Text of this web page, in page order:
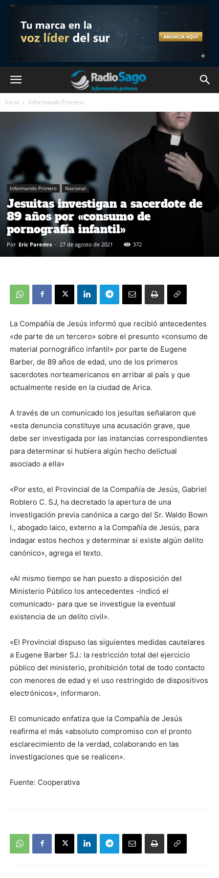
Inicio Informando Primero
Informando Primero Nacional
Jesuitas investigan a sacerdote de
89 años por «consumo de
pornografía infantil»
Por Eric Paredes - 27 de agosto de 2021 372
La Compañía de Jesús informó que recibió antecedentes
«de parte de un tercero» sobre el presunto «consumo de
material pornográfico infantil» por parte de Eugene
Barber, de 89 años de edad, uno de los primeros
sacerdotes norteamericanos en arribar al país y que
actualmente reside en la ciudad de Arica.
A través de un comunicado los jesuitas señalaron que
«esta denuncia constituye una acusación grave, que
debe ser investigada por las instancias correspondientes
para determinar si hubiera algún hecho delictual
asociado a ella»
«Por esto, el Provincial de la Compañía de Jesús, Gabriel
Roblero C. SJ, ha decretado la apertura de una
investigación previa canónica a cargo del Sr. Waldo Bown
I., abogado laico, externo a la Compañía de Jesús, para
indagar estos hechos y determinar si existe algún delito
canónico», agrega el texto.
«Al mismo tiempo se han puesto a disposición del
Ministerio Público los antecedentes -indicó el
comunicado- para que se investigue la eventual
existencia de un delito civil».
«El Provincial dispuso las siguientes medidas cautelares
a Eugene Barber SJ.: la restricción total del ejercicio
público del ministerio, prohibición total de todo contacto
con menores de edad y el uso restringido de dispositivos
electrónicos», informaron.
El comunicado enfatiza que la Compañía de Jesús
reafirma el más «absoluto compromiso con el pronto
esclarecimiento de la verdad, colaborando en las
investigaciones que se realicen».
Fuente: Cooperativa